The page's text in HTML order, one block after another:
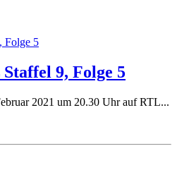
9, Folge 5
2021 um 20.30 Uhr auf RTL...